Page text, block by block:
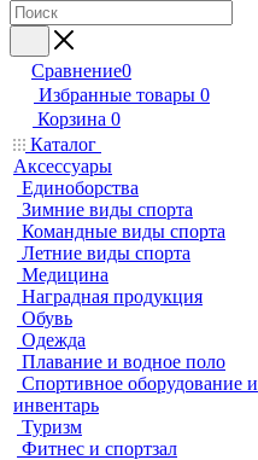
Сравнение0
Избранные товары 0
Корзина 0
Каталог
Аксессуары
Единоборства
Зимние виды спорта
Командные виды спорта
Летние виды спорта
Медицина
Наградная продукция
Обувь
Одежда
Плавание и водное поло
Спортивное оборудование и
инвентарь
Туризм
Фитнес и спортзал